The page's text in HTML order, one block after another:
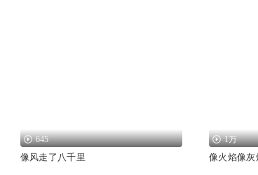
645
像风走了八千里
1万
像火焰像灰